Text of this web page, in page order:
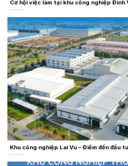
Cơ hội việc làm tại khu công nghiệp Đình
Khu công nghiệp Lai Vu – Điểm đến đầu